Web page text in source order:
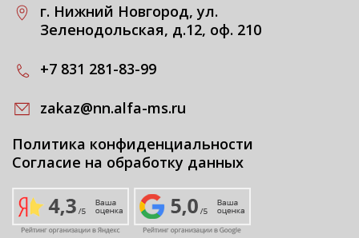
г. Нижний Новгород, ул.
Зеленодольская, д.12, оф. 210
+7 831 281-83-99
zakaz@nn.alfa-ms.ru
Политика конфиденциальности
Согласие на обработку данных